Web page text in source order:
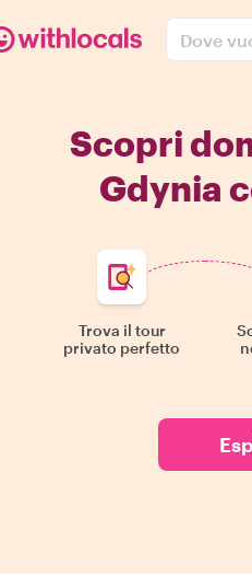
Dove
Scopri
Gdynia
Trova il tour
privato perfetto